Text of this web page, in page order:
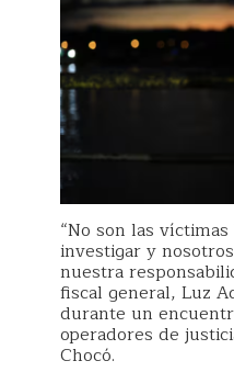
“No son las
investigar y
nuestra
fiscal general, Luz
durante un
operadores de
Chocó.